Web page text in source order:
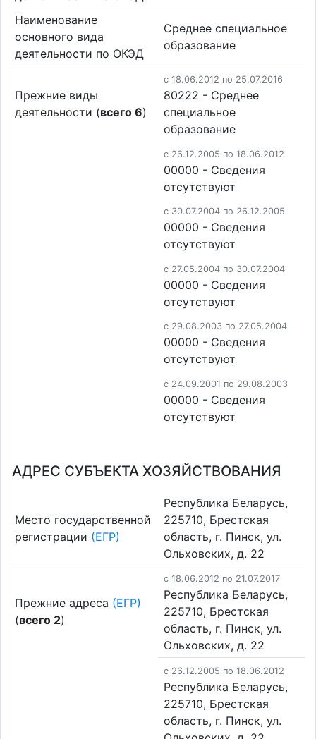
Наименование
основного вида
деятельности по ОКЭД
Среднее специальное
образование
Прежние виды
деятельности (всего 6)
c 18.06.2012 по 25.07.2016
80222 - Среднее
специальное
образование
c 26.12.2005 по 18.06.2012
00000 - Cведения
отсутствуют
c 30.07.2004 по 26.12.2005
00000 - Cведения
отсутствуют
c 27.05.2004 по 30.07.2004
00000 - Cведения
отсутствуют
c 29.08.2003 по 27.05.2004
00000 - Cведения
отсутствуют
c 24.09.2001 по 29.08.2003
00000 - Cведения
отсутствуют
АДРЕС СУБЪЕКТА ХОЗЯЙСТВОВАНИЯ
Место государственной
регистрации (ЕГР)
Республика Беларусь,
225710, Брестская
область, г. Пинск, ул.
Ольховских, д. 22
Прежние адреса (ЕГР)
(всего 2)
c 18.06.2012 по 21.07.2017
Республика Беларусь,
225710, Брестская
область, г. Пинск, ул.
Ольховских, д. 22
c 26.12.2005 по 18.06.2012
Республика Беларусь,
225710, Брестская
область, г. Пинск, ул.